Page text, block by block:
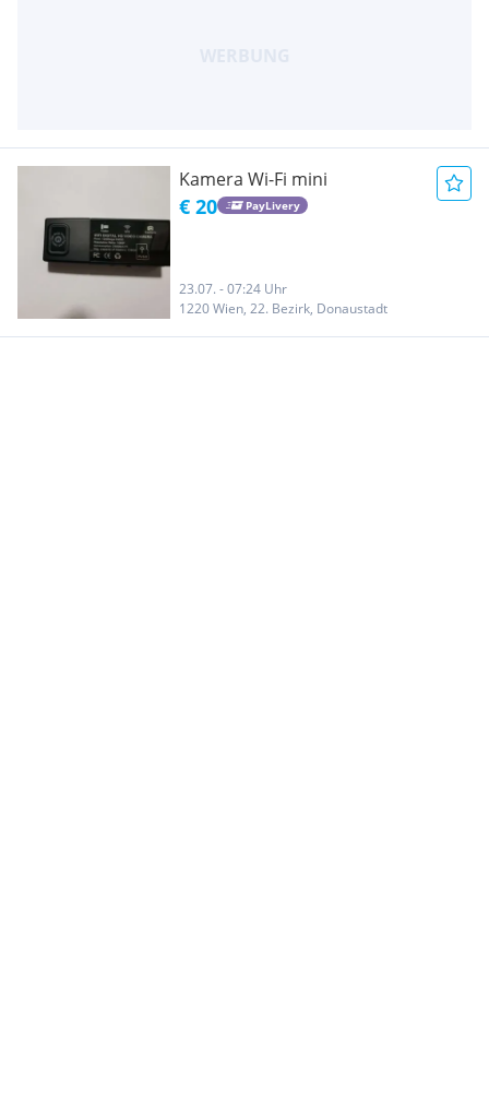
Kamera Wi-Fi mini
€ 20 PayLivery
23.07. - 07:24 Uhr
1220 Wien, 22. Bezirk, Donaustadt